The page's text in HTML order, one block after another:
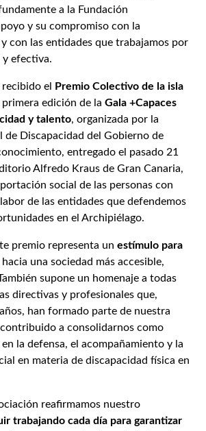
a la Fundación
y su compromiso con la
con las entidades que trabajamos por
y efectiva.
el
Premio Colectivo de la isla
primera edición de la Gala +Capaces
y talento, organizada por la
de Discapacidad del Gobierno de
entregado el pasado 21
Alfredo Kraus de Gran Canaria,
social de las personas con
de las entidades que defendemos
en el Archipiélago.
premio representa un estímulo para
hacia una sociedad más accesible,
supone un homenaje a todas
directivas y profesionales que,
han formado parte de nuestra
a consolidarnos como
la defensa, el acompañamiento y la
en materia de discapacidad física en
reafirmamos nuestro
trabajando cada día para garantizar